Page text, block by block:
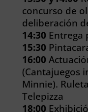
concurso de
deliberación
14:30 Entrega
15:30
16:00
(Cantajuegos
Minnie).
Telepizza
18:00